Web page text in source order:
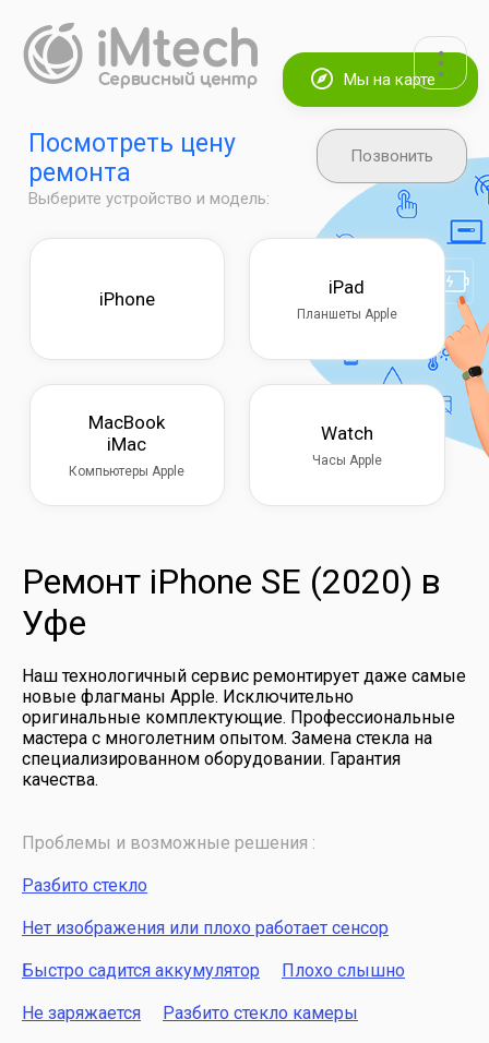
Мы на карте
Позвонить
Посмотреть цену
ремонта
Выберите устройство и модель:
iPhone
iPad
Планшеты Apple
MacBook
iMac
Компьютеры Apple
Watch
Часы Apple
Ремонт iPhone SE (2020) в
Уфе
Наш технологичный сервис ремонтирует даже самые
новые флагманы Apple. Исключительно
оригинальные комплектующие. Профессиональные
мастера с многолетним опытом. Замена стекла на
специализированном оборудовании. Гарантия
качества.
Проблемы и возможные решения :
Разбито стекло
Нет изображения или плохо работает сенсор
Быстро садится аккумулятор Плохо слышно
Не заряжается Разбито стекло камеры